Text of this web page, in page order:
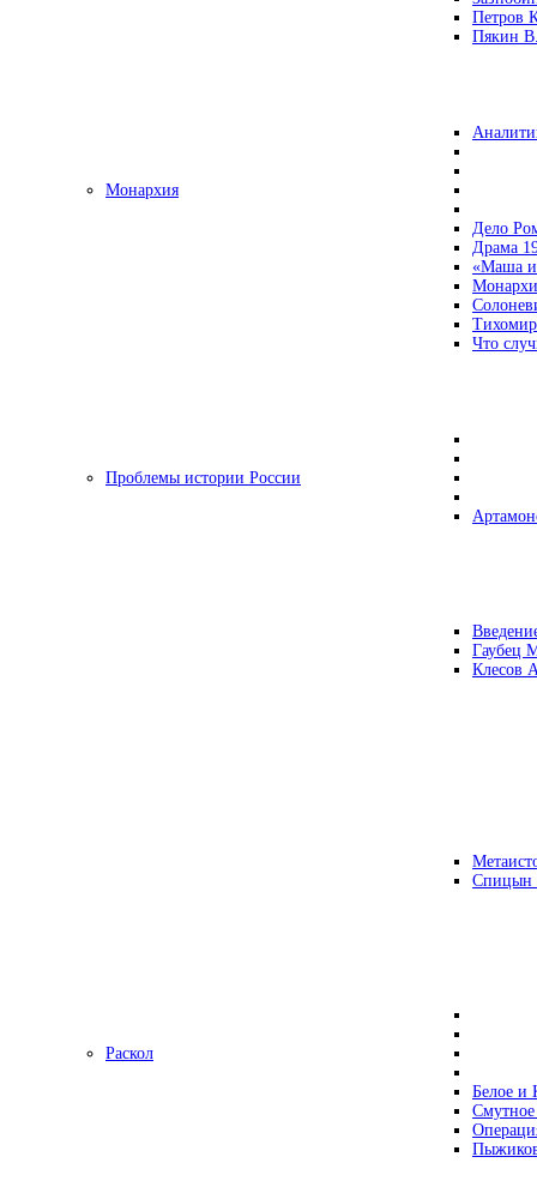
Петров
Пякин
Монархия
Дело
Драма
«Маша и
Что
Проблемы истории России
Гаубец
Клесов
Раскол
Белое и